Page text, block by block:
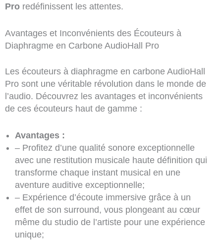
Proredéfinissent les attentes.
Avantages et Inconvénients des Écouteurs à
Diaphragme en Carbone AudioHall Pro
Les écouteurs à diaphragme en carbone AudioHall
Pro sont une véritable révolution dans le monde de
l’audio. Découvrez les avantages et inconvénients
de ces écouteurs haut de gamme :
Avantages :
– Profitez d’une qualité sonore exceptionnelle
avec une restitution musicale haute définition qui
transforme chaque instant musical en une
aventure auditive exceptionnelle;
– Expérience d’écoute immersive grâce à un
effet de son surround, vous plongeant au cœur
même du studio de l’artiste pour une expérience
unique;